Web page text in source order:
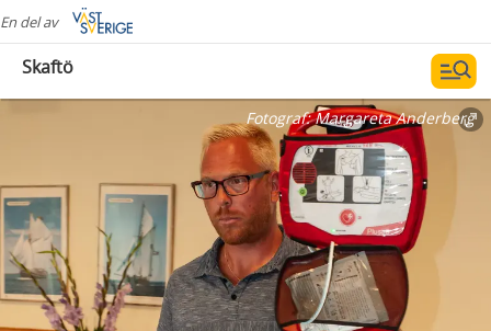
En del av
Skaftö
Fotograf:Margareta Anderberg